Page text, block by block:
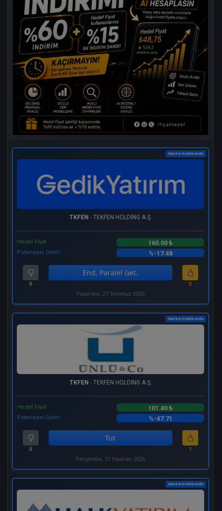
Katılım Endeksinde
TKFEN - TEKFEN HOLDİNG A.Ş.
Hedef Fiyat 160.00 ₺
Potansiyel Getiri %-17.48
0
End. Paralel Get.
0
Pazartesi, 27 Temmuz 2026
Katılım Endeksinde
TKFEN - TEKFEN HOLDİNG A.Ş.
Hedef Fiyat 101.40 ₺
Potansiyel Getiri %-47.71
0
Tut
1
Perşembe, 11 Haziran 2026
Katılım Endeksinde